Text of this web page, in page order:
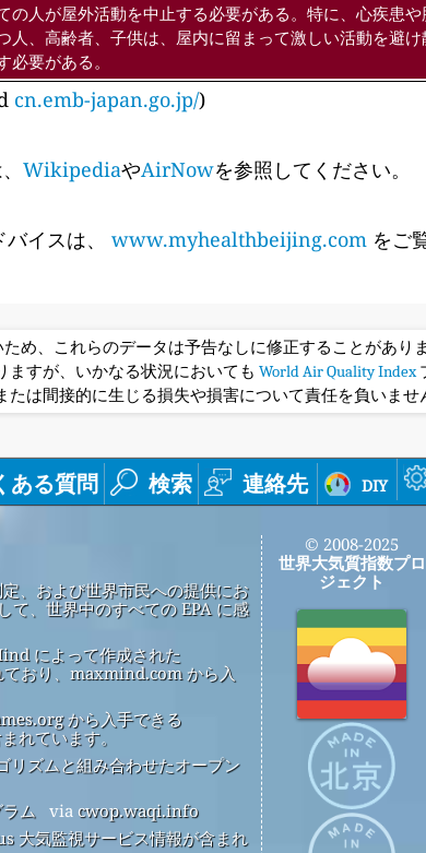
の人が屋外活動を中止する必要がある。特に、心疾患や
人、高齢者、子供は、屋内に留まって激しい活動を避け
必要がある。
cn.emb-japan.go.jp/)
WikipediaやAirNowを参照してください。
イスは、 www.myhealthbeijing.com をご
め、これらのデータは予告なしに修正することがあり
すが、いかなる状況においても World Air Quality Index
は間接的に生じる損失や損害について責任を負いませ
ある質問 検索 連絡先 diy
、および世界市民への提供にお
て、世界中のすべての EPA に感
によって作成された
おり、maxmind.com から入
から入手できる
れています。
ズムと組み合わせたオープン
ム
via cwop.waqi.info
大気監視サービス情報が含まれ
© 2008-2025
世界大気質指数プロ
ジェクト